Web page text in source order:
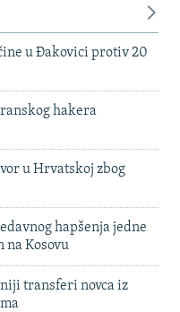
u Đakovici protiv 20
hakera
u Hrvatskoj zbog
hapšenja jedne
na Kosovu
transferi novca iz